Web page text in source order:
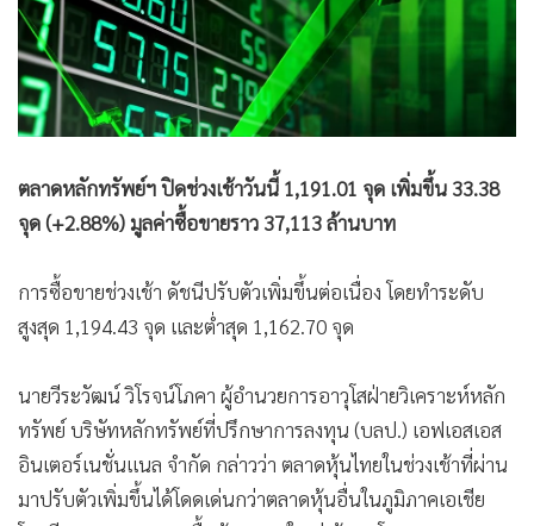
• Good health & Well-being
• Green Innovation & SD
• Management & HR
• MGR Live
Infographic
การเมือง
•
กีฬา
• ต่างประเทศ
• เศรษฐกิจ-ธุรกิจ
• จีน
• ชุมชน-คุณภาพชีวิต
• อาชญากรรม
ตลาดหลักทรัพย์ฯ ปิดช่วงเช้าวันนี้ 1,191.01 จุด เพิ่มขึ้น 33.38
จุด (+2.88%) มูลค่าซื้อขายราว 37,113 ล้านบาท
การซื้อขายช่วงเช้า ดัชนีปรับตัวเพิ่มขึ้นต่อเนื่อง โดยทำระดับ
สูงสุด 1,194.43 จุด และต่ำสุด 1,162.70 จุด
นายวีระวัฒน์ วิโรจน์โภคา ผู้อำนวยการอาวุโสฝ่ายวิเคราะห์หลัก
ทรัพย์ บริษัทหลักทรัพย์ที่ปรึกษาการลงทุน (บลป.) เอฟเอสเอส
อินเตอร์เนชั่นแนล จำกัด กล่าวว่า ตลาดหุ้นไทยในช่วงเช้าที่ผ่าน
มาปรับตัวเพิ่มขึ้นได้โดดเด่นกว่าตลาดหุ้นอื่นในภูมิภาคเอเชีย